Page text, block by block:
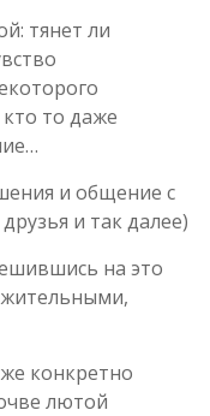
тянет ли
то даже
и общение с
и так далее)
на это
конкретно
лютой